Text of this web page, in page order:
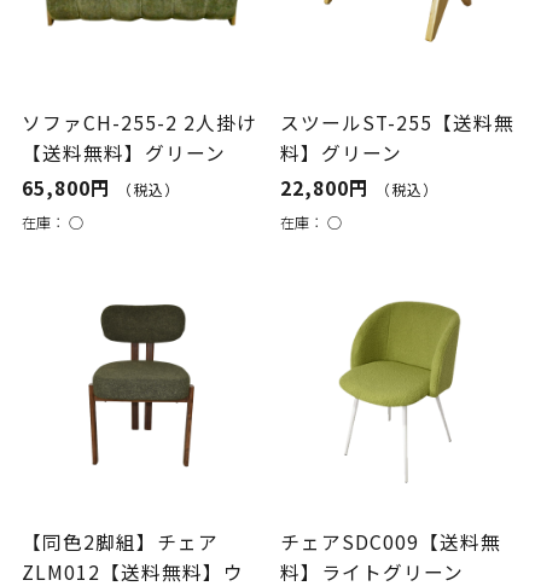
ソファCH-255-2 2人掛け
【送料無料】グリーン
65,800円
（税込）
在庫： ○
スツールST-255【送料無
料】グリーン
22,800円
（税込）
在庫：○
【同色2脚組】チェア
ZLM012【送料無料】ウ
チェアSDC009【送料無
料】ライトグリーン